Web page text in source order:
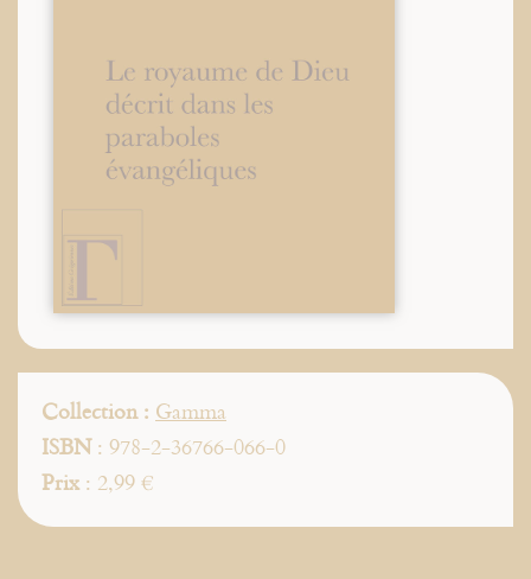
Collection : Gamma
ISBN: 978-2-36766-066-0
Prix: 2,99 €